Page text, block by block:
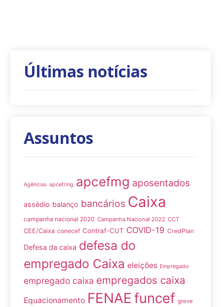
Últimas notícias
Assuntos
Agências apcef/mg apcefmg aposentados
assédio balanço bancários Caixa
campanha nacional 2020 Campanha Nacional 2022 CCT
CEE/Caixa conecef Contraf-CUT COVID-19 CredPlan
Defesa da caixa defesa do
empregado Caixa eleições Empregado
empregado caixa empregados caixa
Equacionamento FENAE funcef greve